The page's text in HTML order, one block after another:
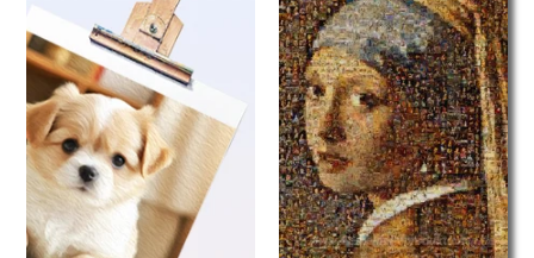
In dieser Kategorie finden Sie eine erlesene Auswahl an
Pop-Art Ölgemälden
, die einen Hauch von modernem
Flair in Ihr Zuhause bringen. Unsere talentierten Künstler
kombinieren innovative Techniken mit klassischen
Malmethoden, um Werke zu schaffen, die sowohl
zeitgemäß als auch zeitlos sind. Diese Kunstwerke
schaffen eine künstlerische Atmosphäre, die sowohl
inspirierend als auch unterhaltsam wirkt und jeden Raum
mit lebendiger Energie erfüllt. Entdecken Sie die Welt der